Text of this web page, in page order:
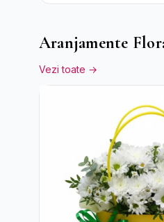
Aranjamente
Vezi toate →